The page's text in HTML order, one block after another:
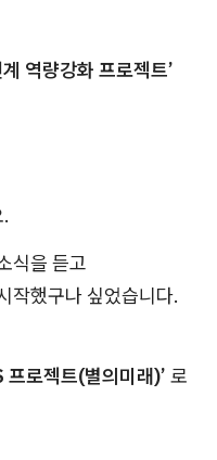
역량강화 프로젝트’
식을 듣고
작했구나 싶었습니다.
프로젝트(별의미래)’ 로